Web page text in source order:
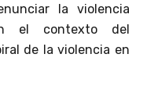
la violencia
el contexto del
de la violencia en